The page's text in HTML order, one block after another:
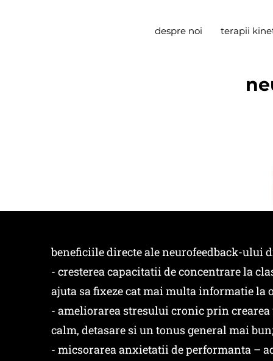
despre noi terapii
elevi si studenti de toate varstele care au
ei pot fi ajutati sa invete mai repede si mai
beneficiile directe ale neurofeedback-ului
- cresterea capacitatii de concentrare la
ajuta sa fixeze cat mai multa informatie la
- ameliorarea stresului cronic prin crearea
calm, detasare si un tonus general mai bun;
- micsorarea anxietatii de performanta –